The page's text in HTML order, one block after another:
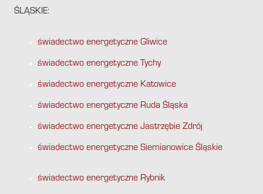
ŚLĄSKIE:
świadectwo energetyczne Gliwice
świadectwo energetyczne Tychy
świadectwo energetyczne Katowice
świadectwo energetyczne Ruda Śląska
świadectwo energetyczne Jastrzębie Zdrój
świadectwo energetyczne Siemianowice Śląskie
świadectwo energetyczne Rybnik